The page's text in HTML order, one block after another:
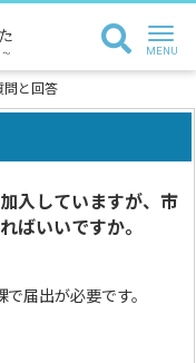
問と回答
入していますが、市
ばいいですか。
届出が必要です。